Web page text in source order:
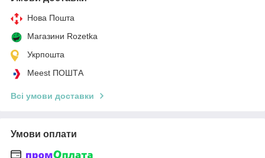
Нова Пошта
Магазини Rozetka
Укрпошта
Meest ПОШТА
Всі умови доставки
Умови оплати